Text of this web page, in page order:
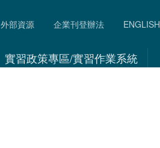
外部資源 企業刊登辦法 ENGLISH
實習政策專區/實習作業系統